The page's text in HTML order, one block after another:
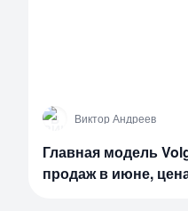
В Виктор Андреев
Главная модель
продаж в июне,